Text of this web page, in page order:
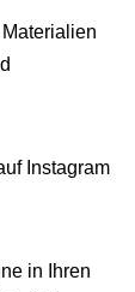
Instagram
in Ihren